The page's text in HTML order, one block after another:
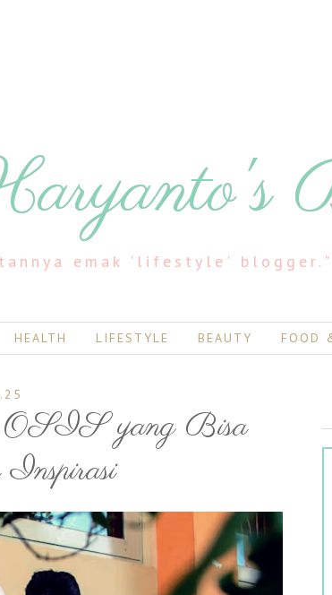
emak 'lifestyle' blogger."
HEALTH LIFESTYLE BEAUTY FOOD
OSIS yang Bisa